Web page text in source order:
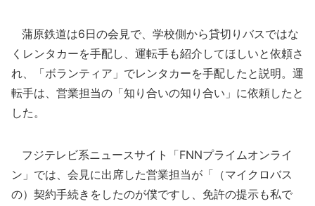
蒲原鉄道は6日の会見で、学校側から貸切りバスではな
くレンタカーを手配し、運転手も紹介してほしいと依頼さ
れ、「ボランティア」でレンタカーを手配したと説明。運
転手は、営業担当の「知り合いの知り合い」に依頼したと
した。
フジテレビ系ニュースサイト「FNNプライムオンライ
ン」では、会見に出席した営業担当が「（マイクロバス
の）契約手続きをしたのが僕ですし、免許の提示も私で